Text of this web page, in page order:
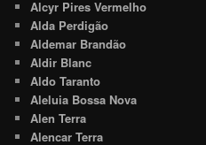
Alcyr Pires Vermelho
Alda Perdigão
Aldemar Brandão
Aldir Blanc
Aldo Taranto
Aleluia Bossa Nova
Alen Terra
Alencar Terra